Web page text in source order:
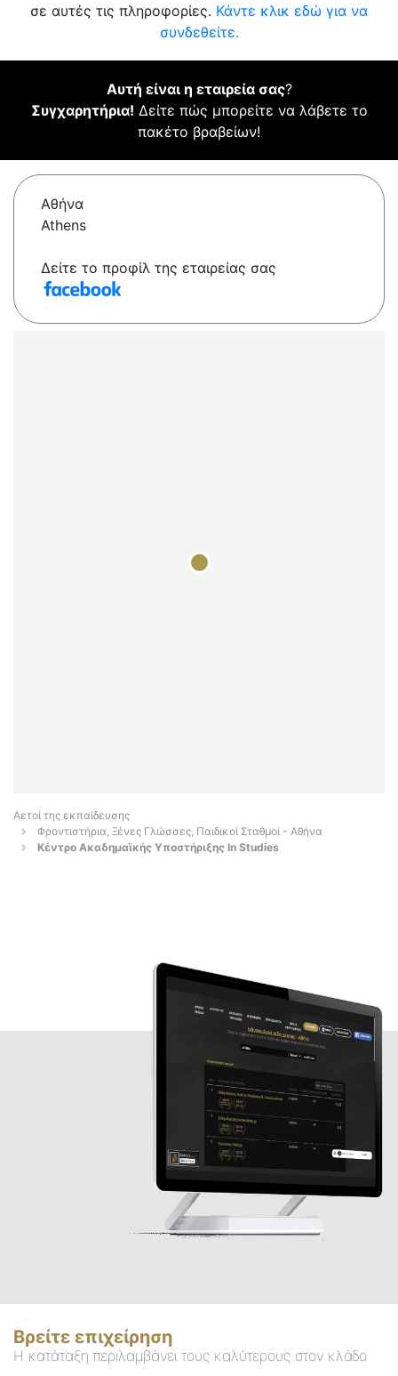
σε αυτές τις πληροφορίες. Κάντε κλικ εδώ για να
συνδεθείτε.
Αυτή είναι η εταιρεία σας?
Συγχαρητήρια! Δείτε πώς μπορείτε να λάβετε το
πακέτο βραβείων!
Αθήνα
Athens
Δείτε το προφίλ της εταιρείας σας
Αετοί της εκπαίδευσης
Φροντιστήρια, Ξένες Γλώσσες, Παιδικοί Σταθμοί - Αθήνα
Κέντρο Ακαδημαϊκής Υποστήριξης In Studies
Βρείτε επιχείρηση
Η κατάταξη περιλαμβάνει τους καλύτερους στον κλάδο